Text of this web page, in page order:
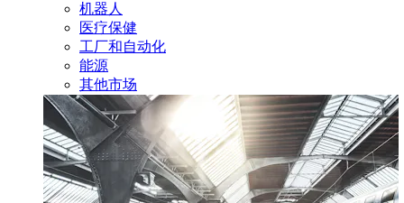
机器人
医疗保健
工厂和自动化
能源
其他市场